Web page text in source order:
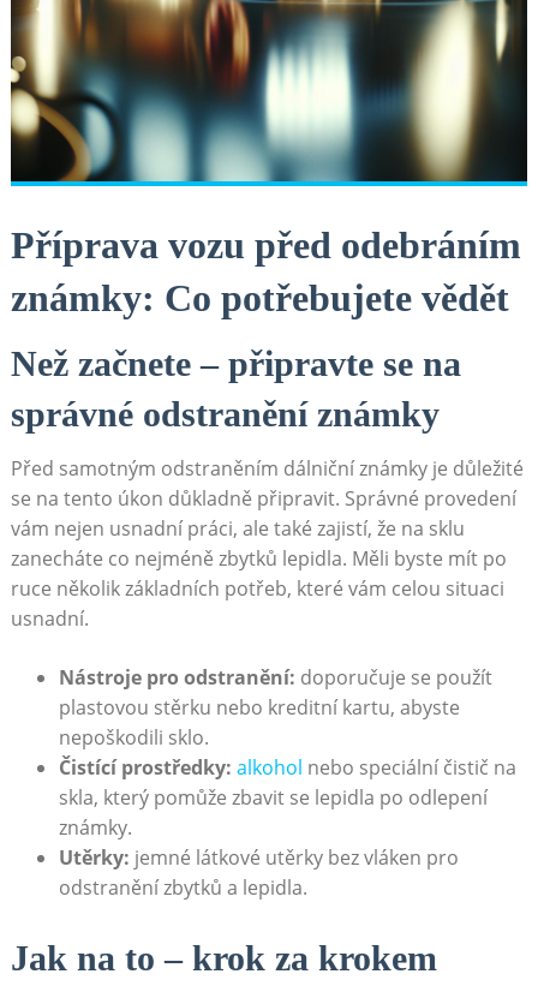
Příprava vozu před odebráním
známky: Co potřebujete vědět
Než začnete – připravte se na
správné odstranění známky
Před samotným odstraněním dálniční známky je důležité
se na tento úkon důkladně připravit. Správné provedení
vám nejen usnadní práci, ale také zajistí, že na sklu
zanecháte co nejméně zbytků lepidla. Měli byste mít po
ruce několik základních potřeb, které vám celou situaci
usnadní.
Nástroje pro odstranění: doporučuje se použít
plastovou stěrku nebo kreditní kartu, abyste
nepoškodili sklo.
Čistící prostředky: alkohol nebo speciální čistič na
skla, který pomůže zbavit se lepidla po odlepení
známky.
Utěrky: jemné látkové utěrky bez vláken pro
odstranění zbytků a lepidla.
Jak na to – krok za krokem